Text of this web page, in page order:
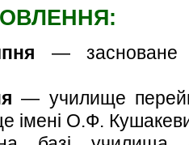
— засноване
— училище
iменi О.Ф.